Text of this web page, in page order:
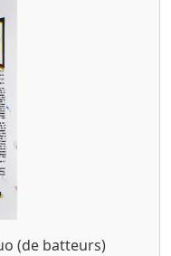
(de batteurs)